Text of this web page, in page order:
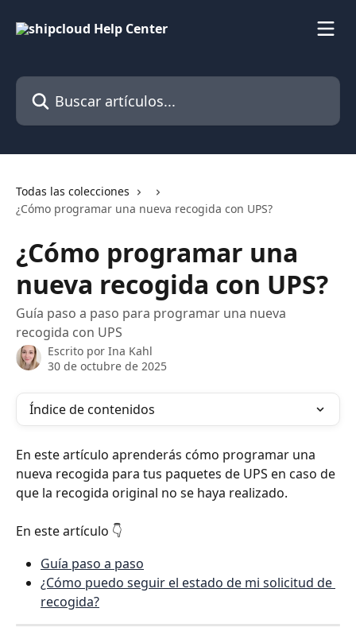
Buscar artículos...
Todas las colecciones
¿Cómo programar una nueva recogida con UPS?
¿Cómo programar una
nueva recogida con UPS?
Guía paso a paso para programar una nueva
recogida con UPS
Escrito por Ina Kahl
30 de octubre de 2025
Índice de contenidos
En este artículo aprenderás cómo programar una
nueva recogida para tus paquetes de UPS en caso de
que la recogida original no se haya realizado.
En este artículo 👇
Guía paso a paso
¿Cómo puedo seguir el estado de mi solicitud de
recogida?